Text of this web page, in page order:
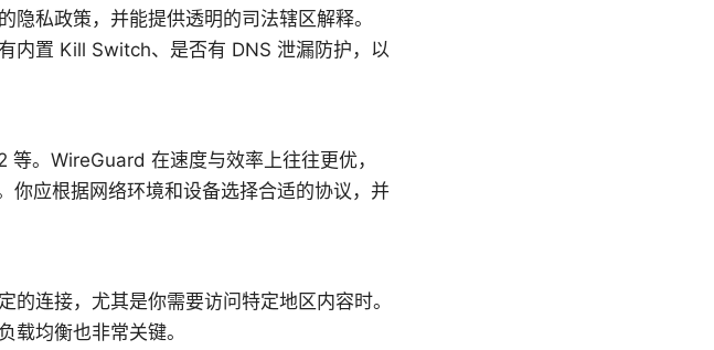
私政策，并能提供透明的司法辖区解释。
内置 Kill Switch、是否有 DNS 泄漏防护，以
。WireGuard 在速度与效率上往往更优，
你应根据网络环境和设备选择合适的协议，并
连接，尤其是你需要访问特定地区内容时。
载均衡也非常关键。